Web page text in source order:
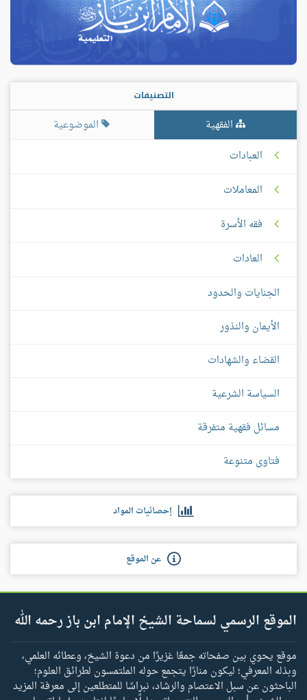
التصنيفات
الفقهية
الموضوعية
العبادات
المعاملات
فقه الأسرة
العادات
الجنايات والحدود
الأيمان والنذور
القضاء والشهادات
السياسة الشرعية
مسائل فقهية متفرقة
فتاوى متنوعة
إحصائيات المواد
عن الموقع
الموقع الرسمي لسماحة الشيخ الإمام ابن باز رحمه الله
موقع يحوي بين صفحاته جمعًا غزيرًا من دعوة الشيخ، وعطائه العلمي،
وبذله المعرفي؛ ليكون منارًا يتجمع حوله الملتمسون لطرائق العلوم؛
الباحثون عن سبل الاعتصام والرشاد، نبراسًا للمتطلعين إلى معرفة المزيد